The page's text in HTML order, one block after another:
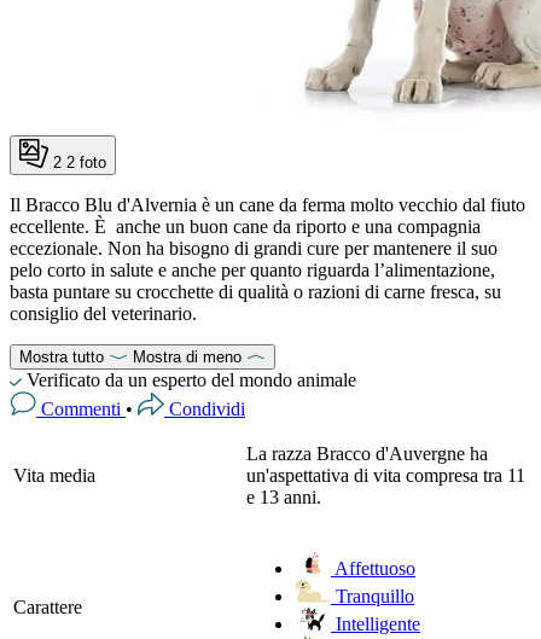
2 2 foto
Il Bracco Blu d'Alvernia è un cane da ferma molto vecchio dal fiuto
eccellente. È anche un buon cane da riporto e una compagnia
eccezionale. Non ha bisogno di grandi cure per mantenere il suo
pelo corto in salute e anche per quanto riguarda l’alimentazione,
basta puntare su crocchette di qualità o razioni di carne fresca, su
consiglio del veterinario.
Mostra tutto Mostra di meno
Verificato da un esperto del mondo animale
Commenti • Condividi
Vita media
La razza Bracco d'Auvergne ha
un'aspettativa di vita compresa tra 11
e 13 anni.
Carattere
Affettuoso
Tranquillo
Intelligente